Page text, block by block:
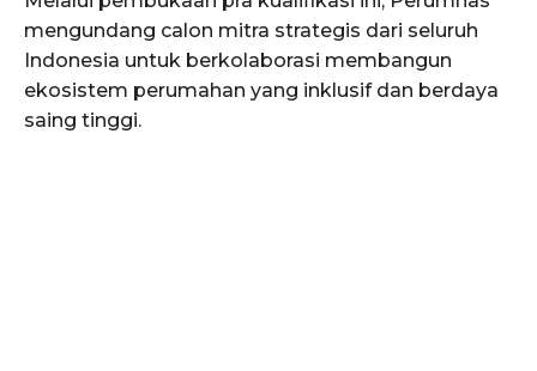
mengundang calon mitra strategis dari seluruh
Indonesia untuk berkolaborasi membangun
ekosistem perumahan yang inklusif dan berdaya
saing tinggi.